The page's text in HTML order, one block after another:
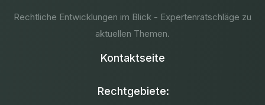
Rechtliche Entwicklungen im Blick - Expertenratschläge zu
aktuellen Themen.
Kontaktseite
Rechtgebiete: